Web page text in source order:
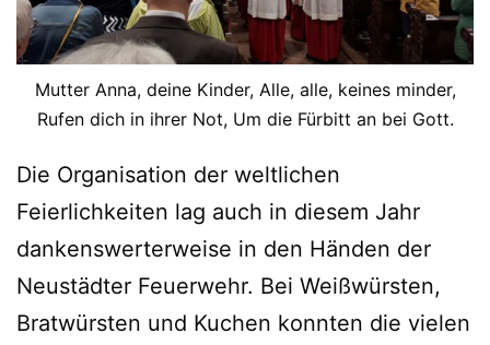
Mutter Anna, deine Kinder, Alle, alle, keines minder,
Rufen dich in ihrer Not, Um die Fürbitt an bei Gott.
Die Organisation der weltlichen
Feierlichkeiten lag auch in diesem Jahr
dankenswerterweise in den Händen der
Neustädter Feuerwehr. Bei Weißwürsten,
Bratwürsten und Kuchen konnten die vielen